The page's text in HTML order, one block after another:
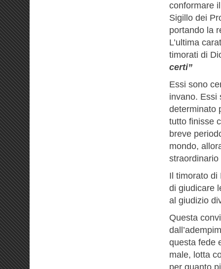
conformare
Sigillo dei
portando la
L’ultima
timorati di
certi”
Essi sono
invano. Essi
determinato
tutto finisse
breve
mondo,
Il timorato di
di giudicare
al giudizio
Questa
questa fede
male, lotta
per quanto